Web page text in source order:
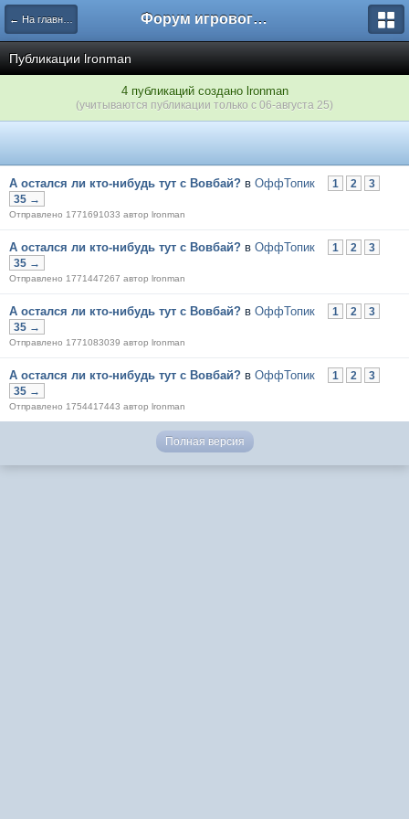
← На главную Форум игрового проекта Riverrise
Публикации lronman
4 публикаций создано lronman
(учитываются публикации только с 06-августа 25)
А остался ли кто-нибудь тут с Вовбай? в ОффТопик 1 2
3
35 →
Отправлено 1771691033 автор lronman
А остался ли кто-нибудь тут с Вовбай? в ОффТопик 1 2
3
35 →
Отправлено 1771447267 автор lronman
А остался ли кто-нибудь тут с Вовбай? в ОффТопик 1 2
3
35 →
Отправлено 1771083039 автор lronman
А остался ли кто-нибудь тут с Вовбай? в ОффТопик 1 2
3
35 →
Отправлено 1754417443 автор lronman
Полная версия